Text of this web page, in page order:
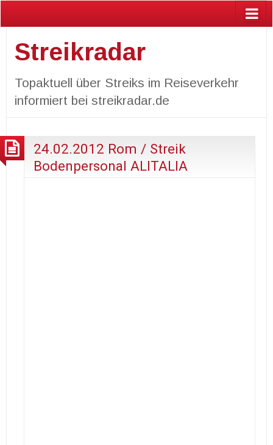
Streikradar
Topaktuell über Streiks im Reiseverkehr
informiert bei streikradar.de
24.02.2012 Rom / Streik
Bodenpersonal ALITALIA